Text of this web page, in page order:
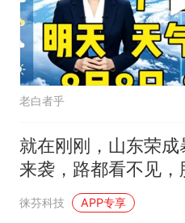
老白者乎
就在刚刚，山东荣成
来袭，路都看不见，
刀割
徕芬科技 APP专享